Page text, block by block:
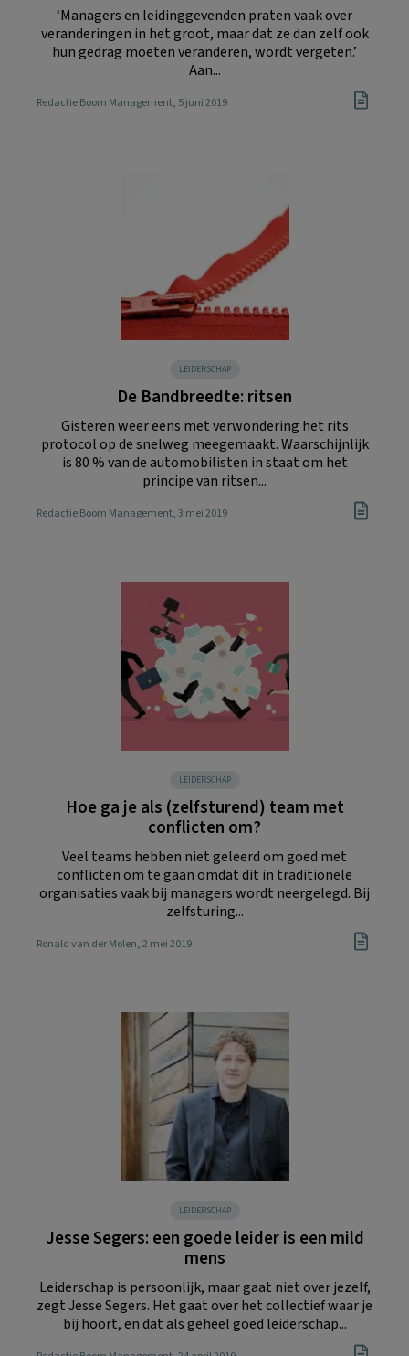
‘Managers en leidinggevenden praten vaak over
veranderingen in het groot, maar dat ze dan zelf ook
hun gedrag moeten veranderen, wordt vergeten.’
Aan...
Redactie Boom Management, 5 juni 2019
LEIDERSCHAP
De Bandbreedte: ritsen
Gisteren weer eens met verwondering het rits
protocol op de snelweg meegemaakt. Waarschijnlijk
is 80 % van de automobilisten in staat om het
principe van ritsen...
Redactie Boom Management, 3 mei 2019
LEIDERSCHAP
Hoe ga je als (zelfsturend) team met
conflicten om?
Veel teams hebben niet geleerd om goed met
conflicten om te gaan omdat dit in traditionele
organisaties vaak bij managers wordt neergelegd. Bij
zelfsturing...
Ronald van der Molen, 2 mei 2019
LEIDERSCHAP
Jesse Segers: een goede leider is een mild
mens
Leiderschap is persoonlijk, maar gaat niet over jezelf,
zegt Jesse Segers. Het gaat over het collectief waar je
bij hoort, en dat als geheel goed leiderschap...